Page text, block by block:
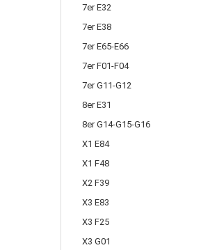
7er E32
7er E38
7er E65-E66
7er F01-F04
7er G11-G12
8er E31
8er G14-G15-G16
X1 E84
X1 F48
X2 F39
X3 E83
X3 F25
X3 G01